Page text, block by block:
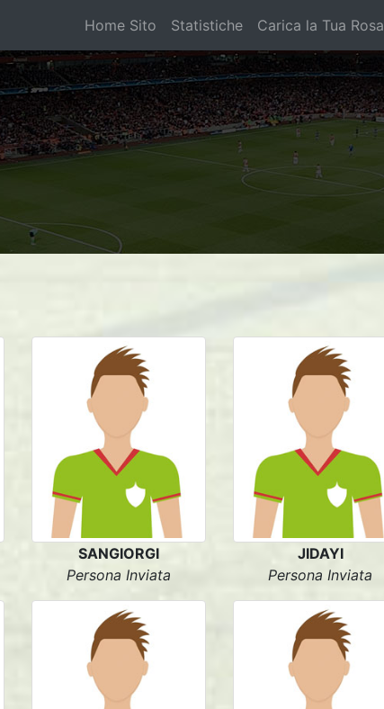
Home Sito Statistiche Carica la Tua Rosa
SANGIORGI
Persona Inviata
JIDAYI
Persona Inviata